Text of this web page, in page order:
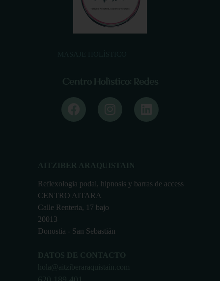
Centro Holístico: Redes
AITZIBER ARAQUISTAIN
Reflexologia podal, hipnosis y barras de access
CENTRO AITARA
Calle Renteria, 17 bajo
20013
Donostia - San Sebastián
DATOS DE CONTACTO
hola@aitziberaraquistain.com